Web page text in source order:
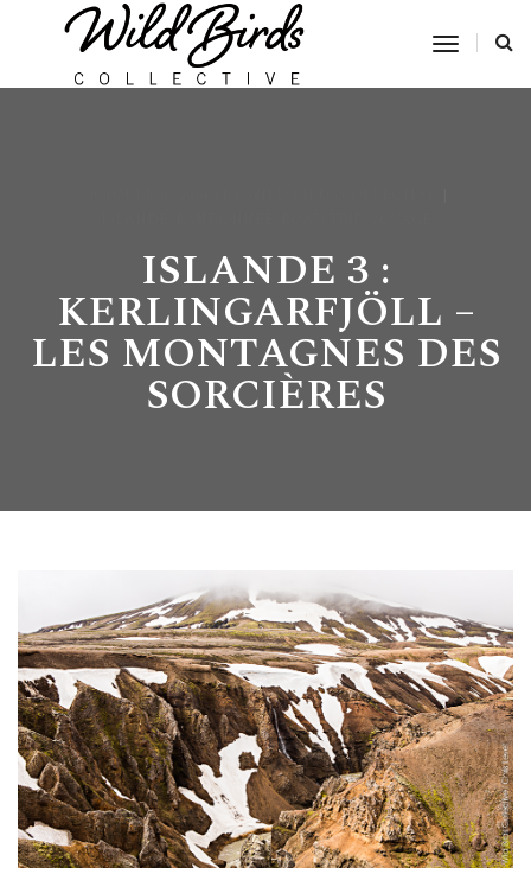
Toggle
ISLANDE 3 :
KERLINGARFJÖLL –
LES MONTAGNES DES
SORCIÈRES